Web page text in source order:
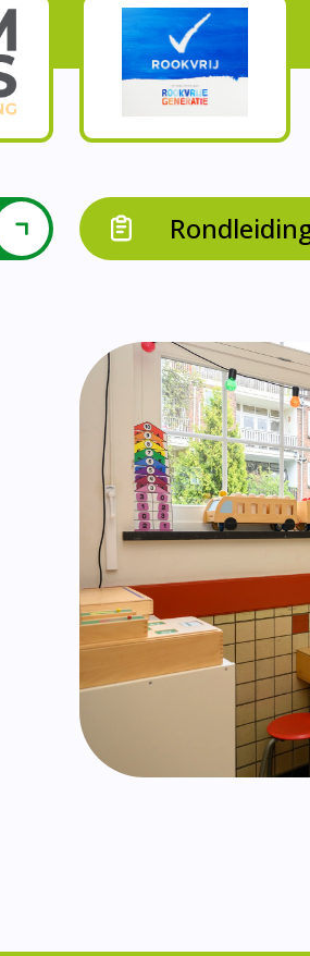
een verrijkend aanbod
in leerteams op het gebied
school vieren we samen.
met leerlingen met een